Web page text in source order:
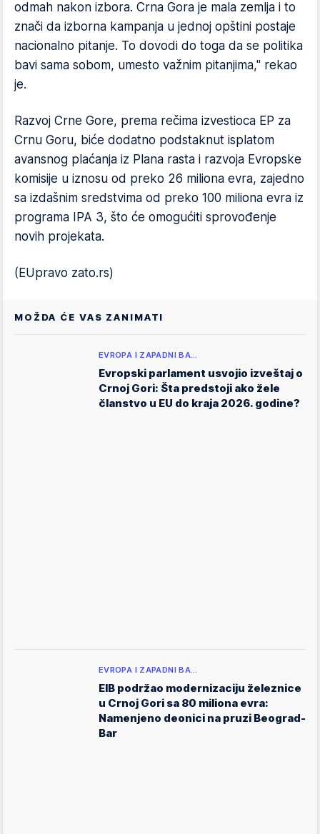
odmah nakon izbora. Crna Gora je mala zemlja i to
znači da izborna kampanja u jednoj opštini postaje
nacionalno pitanje. To dovodi do toga da se politika
bavi sama sobom, umesto važnim pitanjima," rekao
je.
Razvoj Crne Gore, prema rečima izvestioca EP za
Crnu Goru, biće dodatno podstaknut isplatom
avansnog plaćanja iz Plana rasta i razvoja Evropske
komisije u iznosu od preko 26 miliona evra, zajedno
sa izdašnim sredstvima od preko 100 miliona evra iz
programa IPA 3, što će omogućiti sprovođenje
novih projekata.
(EUpravo zato.rs)
MOŽDA ĆE VAS ZANIMATI
EVROPA I ZAPADNI BA…
Evropski parlament usvojio izveštaj o
Crnoj Gori: Šta predstoji ako žele
članstvo u EU do kraja 2026. godine?
EVROPA I ZAPADNI BA…
EIB podržao modernizaciju železnice
u Crnoj Gori sa 80 miliona evra:
Namenjeno deonici na pruzi Beograd-
Bar